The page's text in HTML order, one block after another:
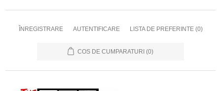
ÎNREGISTRARE AUTENTIFICARE LISTA DE PREFERINTE (0)
COS DE CUMPARATURI (0)